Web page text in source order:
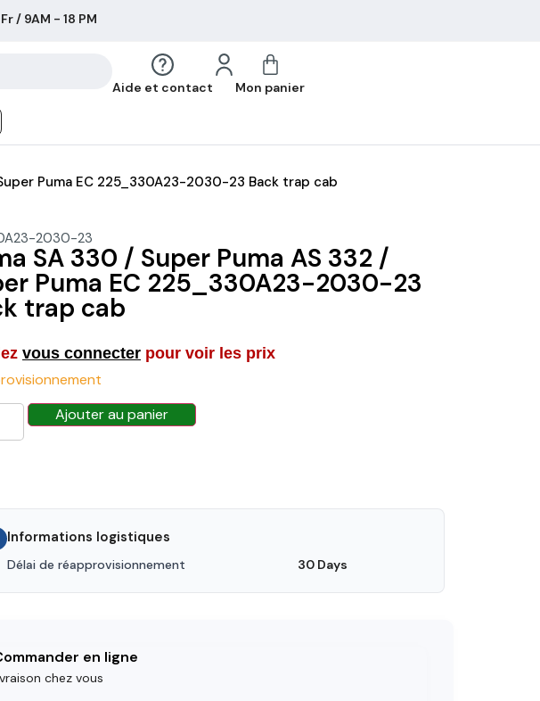
/ 9AM - 18 PM
Aide et contact Mon panier
Puma EC 225_330A23-2030-23 Back trap cab
2030-23
SA 330 / Super Puma AS 332 /
Puma EC 225_330A23-2030-23
trap cab
vous connecter pour voir les prix
Ajouter au panier
Informations logistiques
Délai de réapprovisionnement 30 Days
en ligne
chez vous